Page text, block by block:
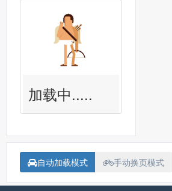
加载中.....
自动加载模式 手动换页模式